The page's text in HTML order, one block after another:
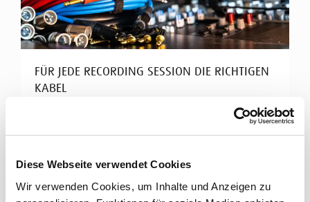
Diese Webseite verwendet Cookies
Wir verwenden Cookies, um Inhalte und Anzeigen zu
FÜR JEDE RECORDING SESSION DIE RICHTIGEN
KABEL
Signalübertragung. Cordial bietet ein breites
Spektrum an ...